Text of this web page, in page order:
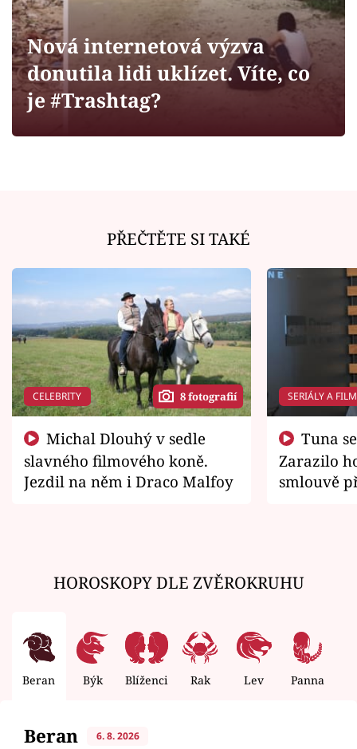
Sledujte prima+
Filmový festival Karlovy Vary
Sledujte nás
Nová internetová výzva
donutila lidi uklízet. Víte, co
je #Trashtag?
PŘEČTĚTE SI TAKÉ
CELEBRITY 8 fotografií
slavného filmového koně.
Jezdil na něm i Draco Malfoy
SERIÁLY A
Zarazilo
smlouvě
HOROSKOPY DLE ZVĚROKRUHU
Beran Býk Blíženci Rak Lev Panna
Beran 6. 8. 2026